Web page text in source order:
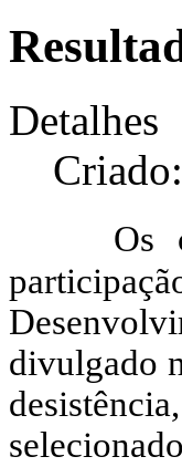
Detalhes
Os
divulgado